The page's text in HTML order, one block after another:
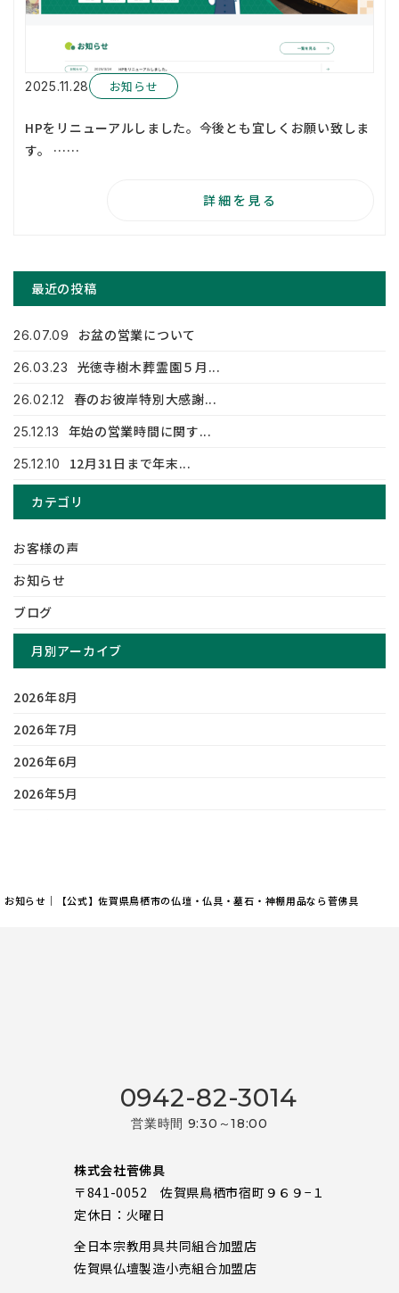
お知らせ｜【公式】佐賀県鳥栖市の仏壇・仏具・墓石・神棚用品なら菅佛具
2025.11.28 お知らせ
HPをリニューアルしました。今後とも宜しくお願い致しま
す。 ……
詳細を見る
最近の投稿
26.07.09 お盆の営業について
26.03.23 光徳寺樹木葬霊園５月...
26.02.12 春のお彼岸特別大感謝...
25.12.13 年始の営業時間に関す...
25.12.10 12月31日まで年末...
カテゴリ
お客様の声
お知らせ
ブログ
月別アーカイブ
2026年8月
2026年7月
2026年6月
2026年5月
2024年7月
2024年5月
2023年7月
0942-82-3014
営業時間 9:30～18:00
株式会社菅佛具
〒841-0052 佐賀県鳥栖市宿町９６９−１
定休日：火曜日
全日本宗教用具共同組合加盟店
佐賀県仏壇製造小売組合加盟店